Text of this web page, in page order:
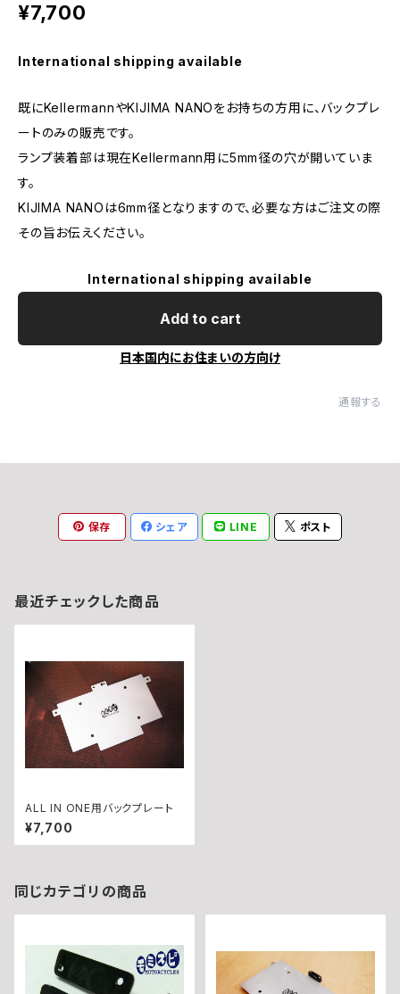
¥7,700
International shipping available
既にKellermannやKIJIMA NANOをお持ちの方用に、バックプレ
ートのみの販売です。
ランプ装着部は現在Kellermann用に5mm径の穴が開いていま
す。
KIJIMA NANOは6mm径となりますので、必要な方はご注文の際
その旨お伝えください。
International shipping available
Add to cart
日本国内にお住まいの方向け
通報する
保存 シェア LINE ポスト
最近チェックした商品
ALL IN ONE用バックプレート
¥7,700
同じカテゴリの商品